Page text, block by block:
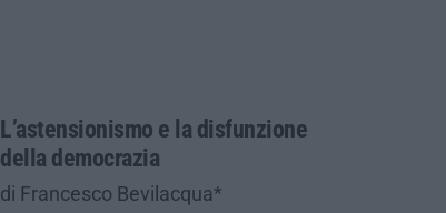
L’astensionismo e la disfunzione
della democrazia
di Francesco Bevilacqua*